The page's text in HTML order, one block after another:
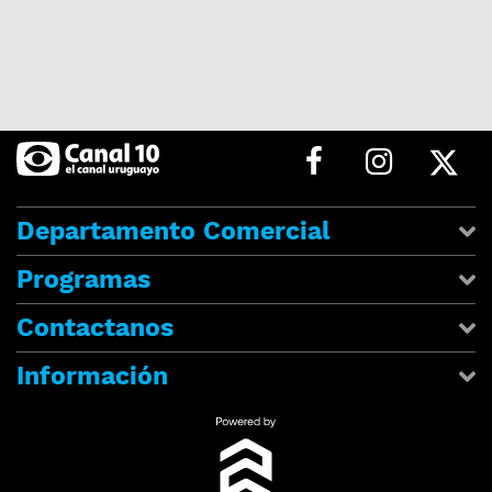
Departamento Comercial
Programas
Contactanos
Información